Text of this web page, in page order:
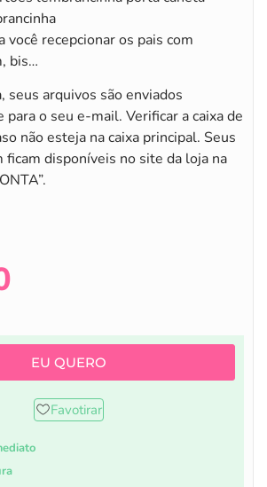
você recepcionar os pais com
bis…
seus arquivos são enviados
o seu e-mail. Verificar a caixa de
não esteja na caixa principal. Seus
ficam disponíveis no site da loja na
EU QUERO
Favotirar